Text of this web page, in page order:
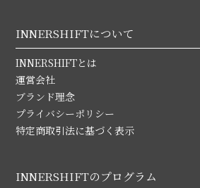
INNERSHIFTについて
INNERSHIFTとは
運営会社
ブランド理念
プライバシーポリシー
特定商取引法に基づく表示
INNERSHIFTのプログラム